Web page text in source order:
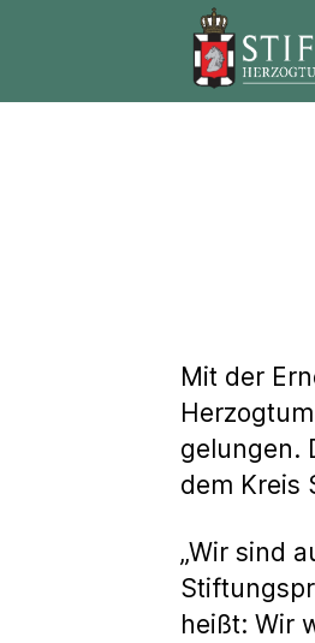
Stiftung
Mit der
gelungen.
dem Kreis
„Wir sind
heißt: Wir